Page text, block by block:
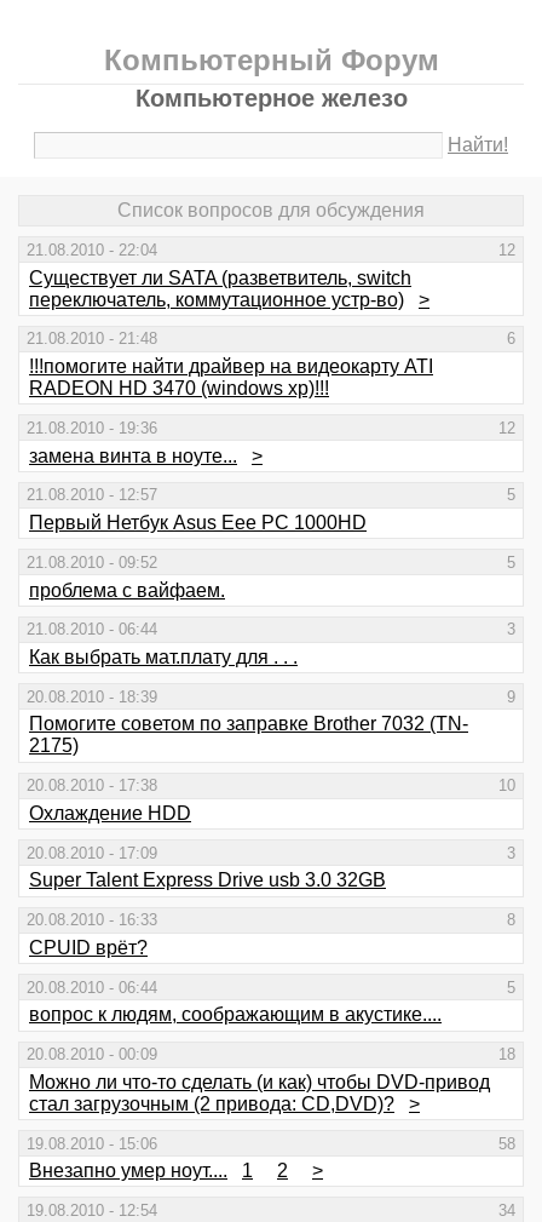
Компьютерный Форум
Компьютерное железо
Найти!
Список вопросов для обсуждения
21.08.2010 - 22:04 12
Существует ли SATA (разветвитель, switch
переключатель, коммутационное устр-во)
>
21.08.2010 - 21:48 6
!!!помогите найти драйвер на видеокарту ATI
RADEON HD 3470 (windows xp)!!!
21.08.2010 - 19:36 12
замена винта в ноуте... >
21.08.2010 - 12:57 5
Первый Нетбук Asus Eee PC 1000HD
21.08.2010 - 09:52 5
проблема с вайфаем.
21.08.2010 - 06:44 3
Как выбрать мат.плату для . . .
20.08.2010 - 18:39 9
Помогите советом по заправке Brother 7032 (TN-
2175)
20.08.2010 - 17:38 10
Охлаждение HDD
20.08.2010 - 17:09 3
Super Talent Express Drive usb 3.0 32GB
20.08.2010 - 16:33 8
CPUID врёт?
20.08.2010 - 06:44 5
вопрос к людям, соображающим в акустике....
20.08.2010 - 00:09 18
Можно ли что-то сделать (и как) чтобы DVD-привод
стал загрузочным (2 привода: CD,DVD)?
>
19.08.2010 - 15:06 58
Внезапно умер ноут.... 1 2 >
19.08.2010 - 12:54 34